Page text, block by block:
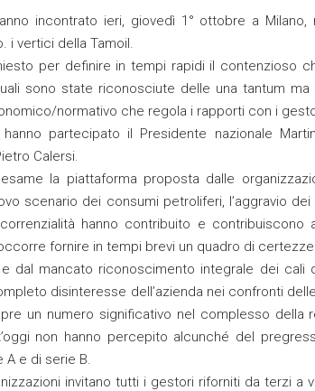
incontrato ieri, giovedì 1° ottobre a
i vertici della Tamoil.
per definire in tempi rapidi il contenzioso
sono state riconosciute delle una tantum
normativo che regola i rapporti con i
hanno partecipato il Presidente nazionale
Calersi.
la piattaforma proposta dalle
scenario dei consumi petroliferi, l’aggravio
hanno contribuito e
fornire in tempi brevi un quadro di
dal mancato riconoscimento integrale dei cali
disinteresse dell’azienda nei confronti
un numero significativo nel complesso della
non hanno percepito alcunché del
e di serie B.
invitano tutti i gestori riforniti da terzi